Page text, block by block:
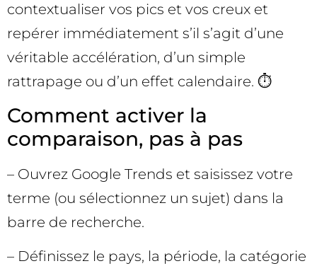
contextualiser vos pics et vos creux et
repérer immédiatement s’il s’agit d’une
véritable accélération, d’un simple
rattrapage ou d’un effet calendaire. ⏱️
Comment activer la
comparaison, pas à pas
– Ouvrez Google Trends et saisissez votre
terme (ou sélectionnez un sujet) dans la
barre de recherche.
– Définissez le pays, la période, la catégorie